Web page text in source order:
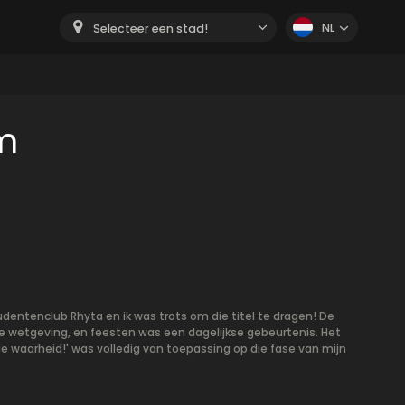
Selecteer een stad! NL
Rhyta en ik was trots om die titel te dragen! De
en feesten was een dagelijkse gebeurtenis. Het
waarheid!' was volledig van toepassing op die fase van mijn